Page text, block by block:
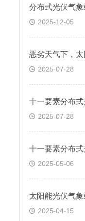
2025-12-05
2025-07-28
2025-07-28
2025-05-06
2025-04-15